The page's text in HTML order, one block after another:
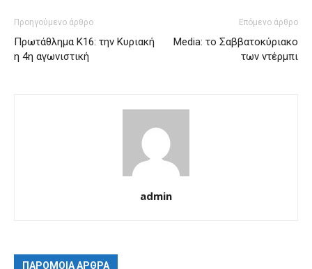
Προηγούμενο άρθρο
Πρωτάθλημα Κ16: την Κυριακή
η 4η αγωνιστική
Επόμενο άρθρο
Media: το Σαββατοκύριακο
των ντέρμπι
admin
ΠΑΡΟΜΟΙΑ ΑΡΘΡΑ